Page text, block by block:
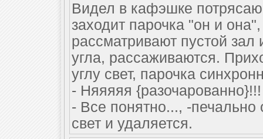
Видел в кафэшке
заходит парочка "он и
рассматривают пустой
угла, рассаживаются.
углу свет, парочка
- Няяяяя {разочарованно}!!!
- Все понятно..., -печально
свет и удаляется.